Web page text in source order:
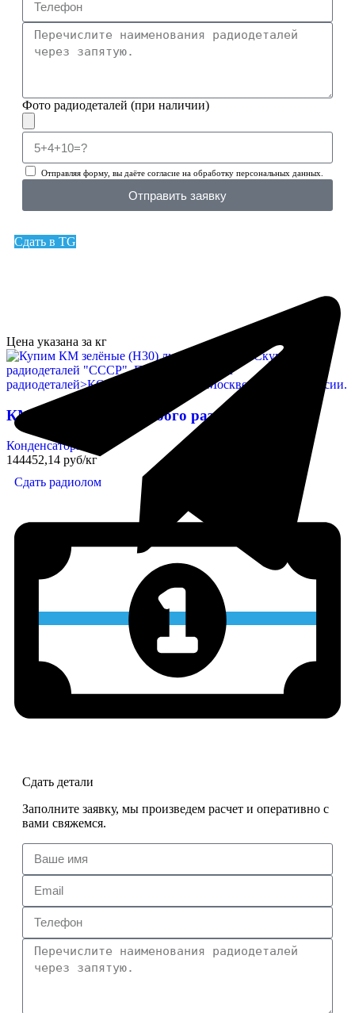
Фото радиодеталей (при наличии)
Отправляя форму, вы даёте согласие на обработку персональных данных.
Отправить заявку
Сдать в TG
Цена указана за кг
КМ зелёные (Н30) любого размера
Конденсаторы
144452,14 руб/кг
Сдать радиолом
Сдать детали
Заполните заявку, мы произведем расчет и оперативно с
вами свяжемся.